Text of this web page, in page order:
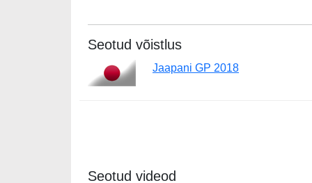
Seotud võistlus
Jaapani GP 2018
Seotud videod